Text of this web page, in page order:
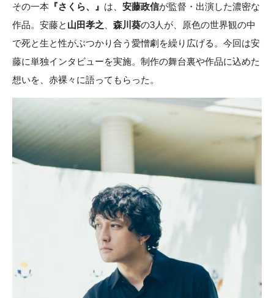
その一本 『さくら、』 は、 安藤政信が監督・出演した濃密な
作品。安藤と 山田孝之 森川葵の3人が、原色の世界観の中
で死と生と性がぶつかり合う愛憎劇を繰り広げる。今回は安
藤に単独インタビューを実施。制作の舞台裏や作品に込めた
想いを、赤裸々に語ってもらった。